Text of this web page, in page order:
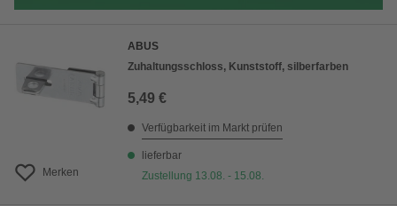
Merken
ABUS
Zuhaltungsschloss, Kunststoff, silberfarben
5,49 €
Verfügbarkeit im Markt prüfen
lieferbar
Zustellung 13.08. - 15.08.